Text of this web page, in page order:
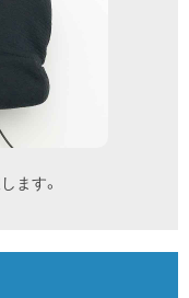
ます。